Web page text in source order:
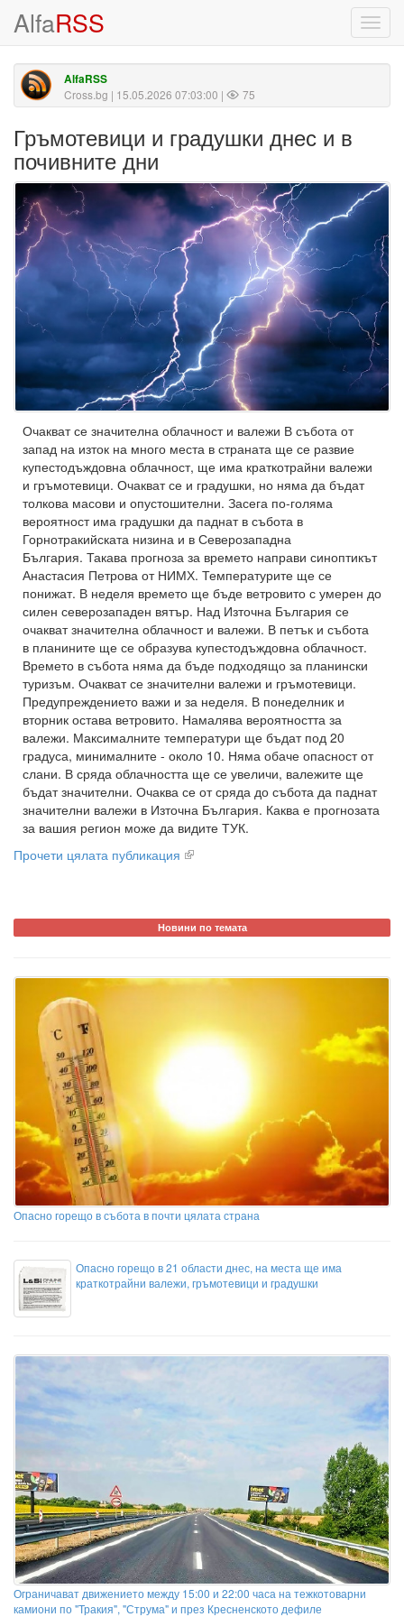
AlfaRSS
AlfaRSS
Cross.bg | 15.05.2026 07:03:00 | 75
Гръмотевици и градушки днес и в
почивните дни
Очакват се значителна облачност и валежи В събота от
запад на изток на много места в страната ще се развие
купестодъждовна облачност, ще има краткотрайни валежи
и гръмотевици. Очакват се и градушки, но няма да бъдат
толкова масови и опустошителни. Засега по-голяма
вероятност има градушки да паднат в събота в
Горнотракийската низина и в Северозападна
България. Такава прогноза за времето направи синоптикът
Анастасия Петрова от НИМХ. Температурите ще се
понижат. В неделя времето ще бъде ветровито с умерен до
силен северозападен вятър. Над Източна България се
очакват значителна облачност и валежи. В петък и събота
в планините ще се образува купестодъждовна облачност.
Времето в събота няма да бъде подходящо за планински
туризъм. Очакват се значителни валежи и гръмотевици.
Предупреждението важи и за неделя. В понеделник и
вторник остава ветровито. Намалява вероятността за
валежи. Максималните температури ще бъдат под 20
градуса, минималните - около 10. Няма обаче опасност от
слани. В сряда облачността ще се увеличи, валежите ще
бъдат значителни. Очаква се от сряда до събота да паднат
значителни валежи в Източна България. Каква е прогнозата
за вашия регион може да видите ТУК.
Прочети цялата публикация
Новини по темата
Опасно горещо в събота в почти цялата страна
Опасно горещо в 21 области днес, на места ще има
краткотрайни валежи, гръмотевици и градушки
Ограничават движението между 15:00 и 22:00 часа на тежкотоварни
камиони по "Тракия", "Струма" и през Кресненското дефиле